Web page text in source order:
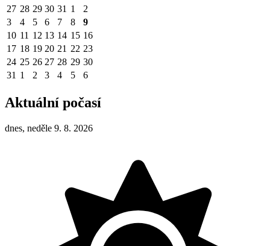
27 28 29 30 31 1
2
3
4 5 6 7 8
9
10 11 12 13 14 15 16
17 18 19 20 21 22 23
24 25 26 27 28 29 30
31 1 2 3 4 5 6
Aktuální počasí
dnes, neděle 9. 8. 2026